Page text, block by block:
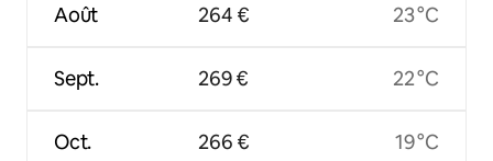
Août
Sept.
Oct.
264 €
269 €
266 €
23 °C
22 °C
19 °C